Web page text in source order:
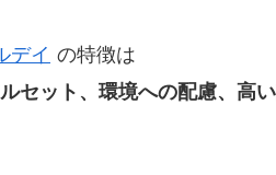
デイ の特徴は
セット、環境への配慮、高